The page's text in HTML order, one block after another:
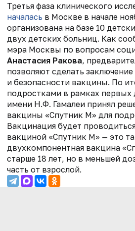
Третья фаза клинического
началась в Москве в начале
организована на базе 10
двух детских больниц. Как
мэра Москвы по вопросам
Анастасия Ракова,
позволяют сделать
и безопасности вакцины. По
подростками в рамках
имени Н.Ф. Гамалеи принял
вакцины «Спутник М» для
Вакцинация будет
вакциной «Спутник М» — это
двухкомпонентная вакцина
старше 18 лет, но в меньшей
часть от взрослой.